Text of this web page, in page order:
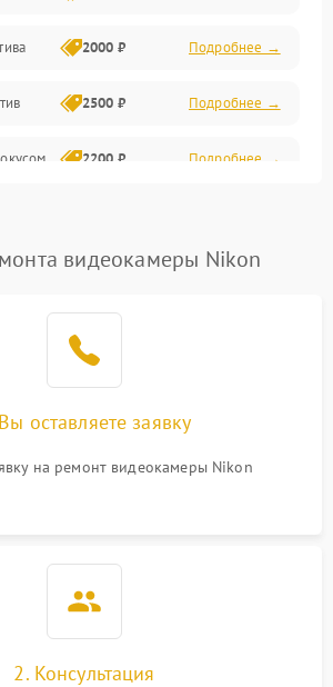
2000 ₽ Подробнее →
2500 ₽ Подробнее →
2200 ₽ Подробнее →
2200 ₽
2300 ₽ Подробнее →
видеокамеры Nikon
оставляете заявку
на ремонт видеокамеры Nikon
2. Консультация